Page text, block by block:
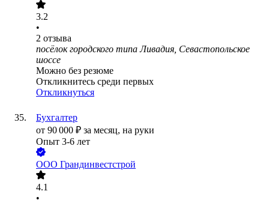
3.2
•
2 отзыва
посёлок городского типа Ливадия, Севастопольское
шоссе
Можно без резюме
Откликнитесь среди первых
Откликнуться
Бухгалтер
от 90 000 ₽ за месяц, на руки
Опыт 3-6 лет
ООО Грандинвестстрой
4.1